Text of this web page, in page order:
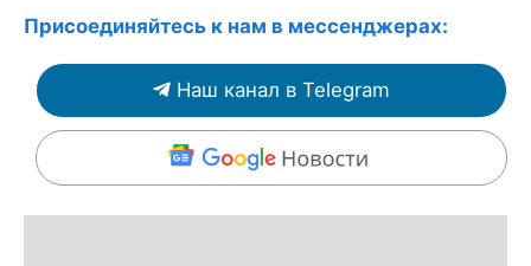
Присоединяйтесь к нам в мессенджерах:
Наш канал в Telegram